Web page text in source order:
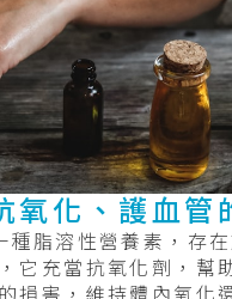
氧化、護血管
種脂溶性營養素，存
它充當抗氧化劑，幫